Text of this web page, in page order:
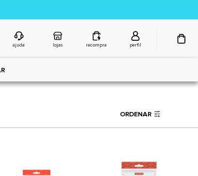
ajuda lojas recompra perfil
ORDENAR